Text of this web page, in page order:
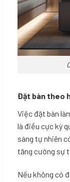
Đặt bàn theo
Việc đặt bàn
là điều cực kỳ
sáng tự nhiên
tăng cường sự
Nếu không có